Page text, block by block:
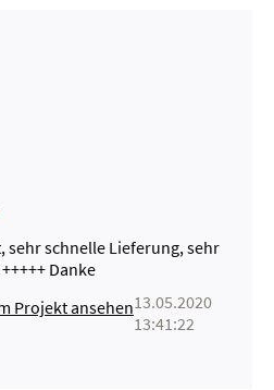
sehr schnelle Lieferung, sehr
Danke
Projekt ansehen13.05.2020
13:41:22